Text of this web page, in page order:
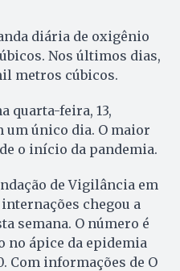
diária de oxigênio
Nos últimos dias,
metros cúbicos.
quarta-feira, 13,
um único dia. O maior
o início da pandemia.
de Vigilância em
internações chegou a
semana. O número é
no ápice da epidemia
Com informações de O